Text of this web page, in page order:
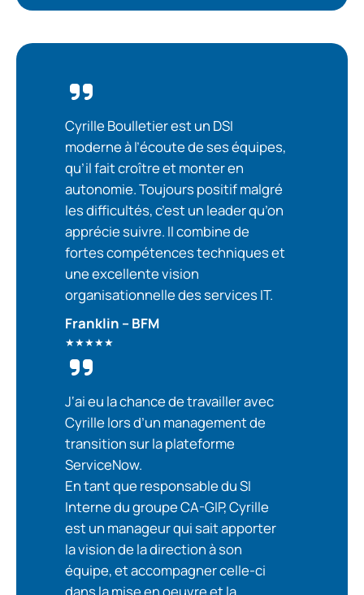
Cyrille Boulletier est un DSI
moderne à l’écoute de ses équipes,
qu’il fait croître et monter en
autonomie. Toujours positif malgré
les difficultés, c’est un leader qu’on
apprécie suivre. Il combine de
fortes compétences techniques et
une excellente vision
organisationnelle des services IT.
Franklin – BFM
★★★★★
J‘ai eu la chance de travailler avec
Cyrille lors d’un management de
transition sur la plateforme
ServiceNow.
En tant que responsable du SI
Interne du groupe CA-GIP, Cyrille
est un manageur qui sait apporter
la vision de la direction à son
équipe, et accompagner celle-ci
dans la mise en oeuvre et la